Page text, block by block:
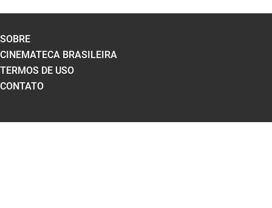
SOBRE
CINEMATECA BRASILEIRA
TERMOS DE USO
CONTATO